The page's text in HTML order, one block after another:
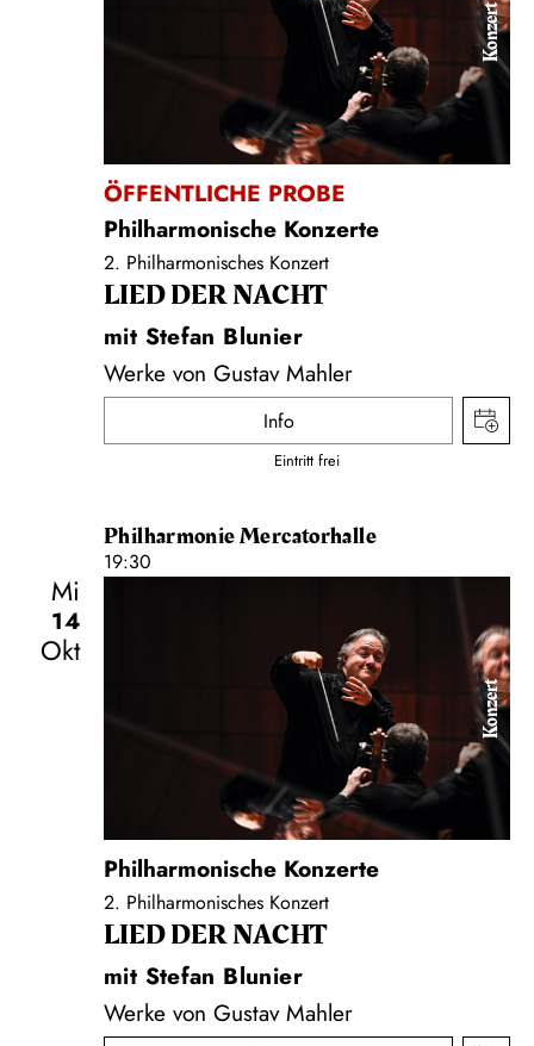
Konzert
ÖFFENTLICHE PROBE
Philharmonische Konzerte
2. Philharmonisches Konzert
LIED DER NACHT
mit Stefan Blunier
Werke von Gustav Mahler
Info
Eintritt frei
Philharmonie Mercatorhalle
19:30
Mi
14
Okt
Konzert
Philharmonische Konzerte
2. Philharmonisches Konzert
LIED DER NACHT
mit Stefan Blunier
Werke von Gustav Mahler